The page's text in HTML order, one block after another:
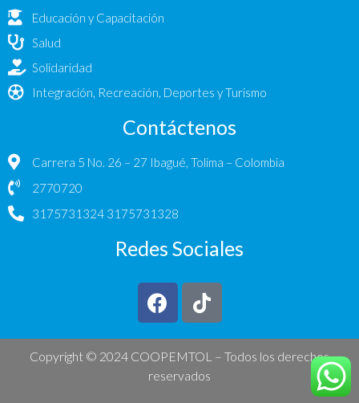
Educación y Capacitación
Salud
Solidaridad
Integración, Recreación, Deportes y Turismo
Contáctenos
Carrera 5 No. 26 – 27 Ibagué, Tolima – Colombia
2770720
3175731324 3175731328
Redes Sociales
Copyright © 2024 COOPEMTOL – Todos los derechos
reservados